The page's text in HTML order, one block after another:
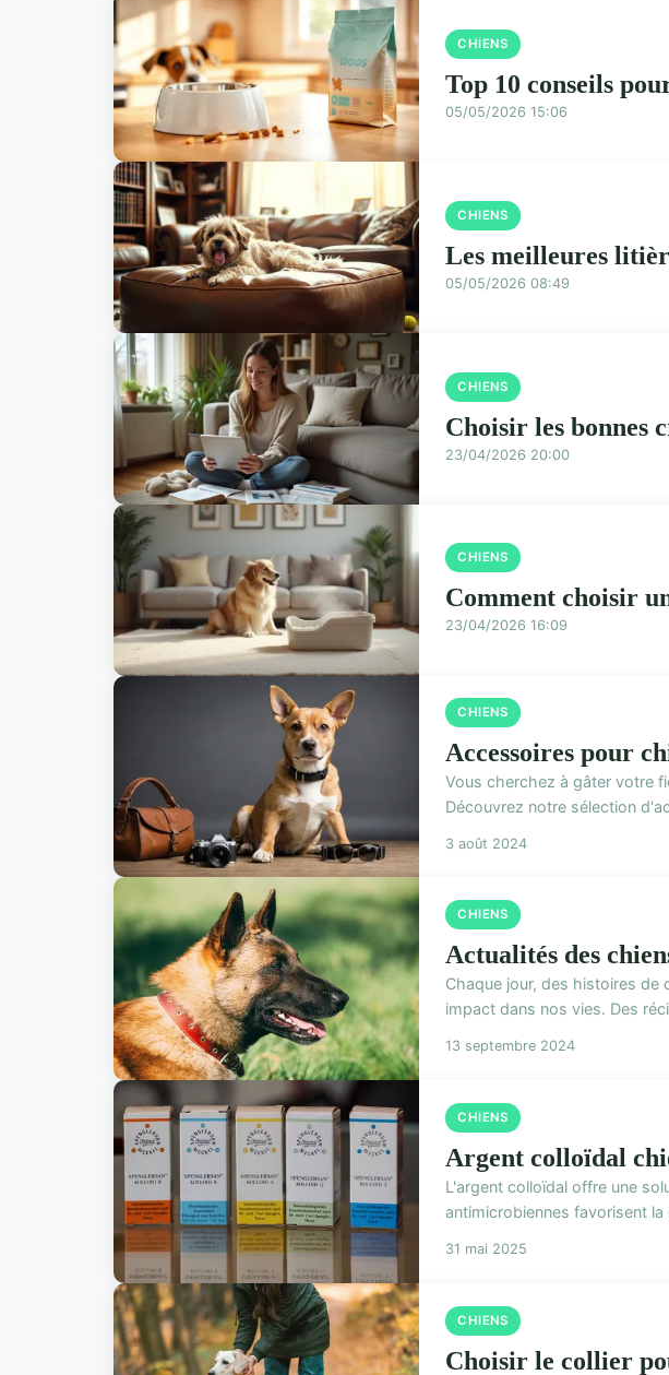
CHIENS
Top 10 conseils
05/05/2026 15:06
CHIENS
Les meilleures
05/05/2026 08:49
CHIENS
Choisir les bonnes
23/04/2026 20:00
CHIENS
Comment choisir
23/04/2026 16:09
CHIENS
Accessoires pour
Vous cherchez à gâter votre
Découvrez notre sélection
3 août 2024
CHIENS
Actualités des
Chaque jour, des histoires
impact dans nos vies. Des
13 septembre 2024
CHIENS
Argent colloïdal
L'argent colloïdal offre une
antimicrobiennes favorisent
31 mai 2025
CHIENS
Choisir le collier